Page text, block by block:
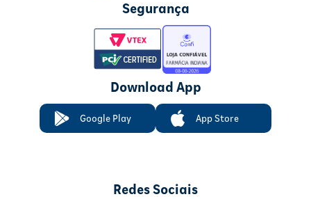
Segurança
Download App
Google Play App Store
Redes Sociais